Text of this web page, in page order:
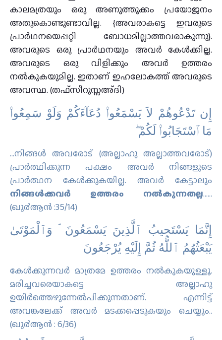
കാലമത്രയും ഒരു അണുത്തൂക്കം പ്രയോജനം
അതുകൊണ്ടുണ്ടാവില്ല. {അവരാകട്ടെ ഇവരുടെ
പ്രാർഥനയെപ്പറ്റി ബോധമില്ലാത്തവരാകുന്നു}.
അവരുടെ ഒരു പ്രാർഥനയും അവർ കേൾക്കില്ല.
അവരുടെ ഒരു വിളിക്കും അവർ ഉത്തരം
നൽകുകയുമില്ല. ഇതാണ് ഇഹലോകത്ത് അവരുടെ
അവസ്ഥ. (തഫ്സീറുസ്സഅ്ദി)
ﺇِﻥ ﺗَﺪْﻋُﻮﻫُﻢْ ﻻَ ﻳَﺴْﻤَﻌُﻮا۟ ﺩُﻋَﺎٓءَﻛُﻢْ ﻭَﻟَﻮْ ﺳَﻤِﻌُﻮا۟
ﻣَﺎ ٱﺳْﺘَﺠَﺎﺑُﻮا۟ ﻟَﻜُﻢْ ۖ
…നിങ്ങള്‍ അവരോട് (അല്ലാഹു അല്ലാത്തവരോട്)
പ്രാര്‍ത്ഥിക്കുന്ന പക്ഷം അവര്‍ നിങ്ങളുടെ
പ്രാര്‍ത്ഥന കേള്‍ക്കുകയില്ല. അവര്‍ കേട്ടാലും
നിങ്ങള്‍ക്കവര്‍ ഉത്തരം നല്‍കുന്നതല്ല.…..
(ഖു൪ആന്‍ :35/14)
إِنَّمَا يَسْتَجِيبُ ٱلَّذِينَ يَسْمَعُونَ ۘ وَٱلْمَوْتَىٰ
يَبْعَثُهُمُ ٱللَّهُ ثُمَّ إِلَيْهِ يُرْجَعُونَ
കേള്‍ക്കുന്നവര്‍ മാത്രമേ ഉത്തരം നല്‍കുകയുള്ളൂ.
മരിച്ചവരെയാകട്ടെ അല്ലാഹു
ഉയിര്‍ത്തെഴുന്നേല്‍പിക്കുന്നതാണ്‌. എന്നിട്ട്
അവങ്കലേക്ക് അവര്‍ മടക്കപ്പെടുകയും ചെയ്യും..
(ഖു൪ആന്‍ : 6/36)